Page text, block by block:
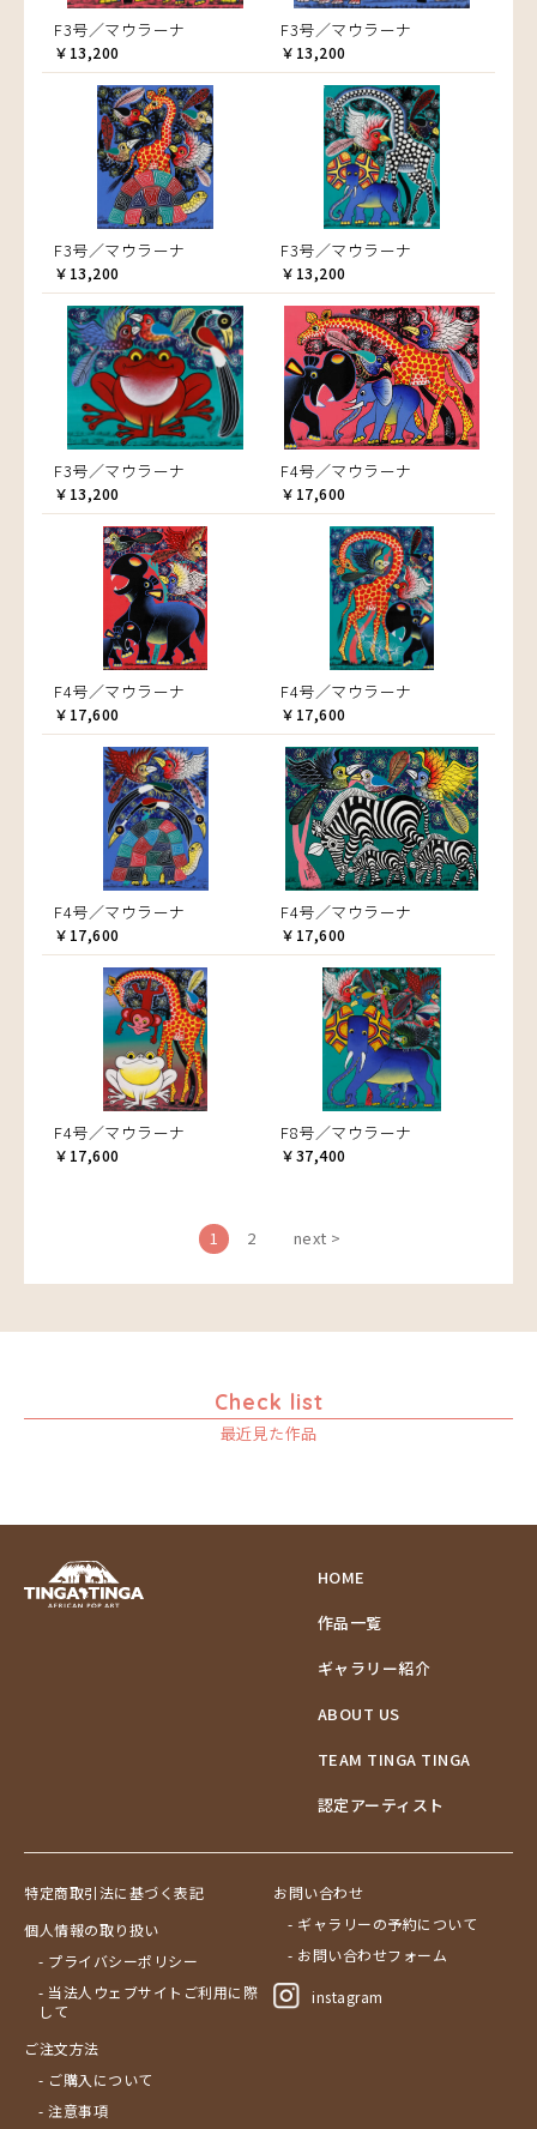
F3号／マウラーナ
￥13,200
F3号／マウラーナ
￥13,200
F3号／マウラーナ
￥13,200
F3号／マウラーナ
￥13,200
F3号／マウラーナ
￥13,200
F4号／マウラーナ
￥17,600
F4号／マウラーナ
￥17,600
F4号／マウラーナ
￥17,600
F4号／マウラーナ
￥17,600
F4号／マウラーナ
￥17,600
F4号／マウラーナ
￥17,600
F8号／マウラーナ
￥37,400
1 2 next >
Check list
最近見た作品
HOME
作品一覧
ギャラリー紹介
ABOUT US
TEAM TINGA TINGA
認定アーティスト
特定商取引法に基づく表記
個人情報の取り扱い
- プライバシーポリシー
- 当法人ウェブサイトご利用に際
して
ご注文方法
- ご購入について
- 注意事項
お問い合わせ
- ギャラリーの予約について
- お問い合わせフォーム
instagram